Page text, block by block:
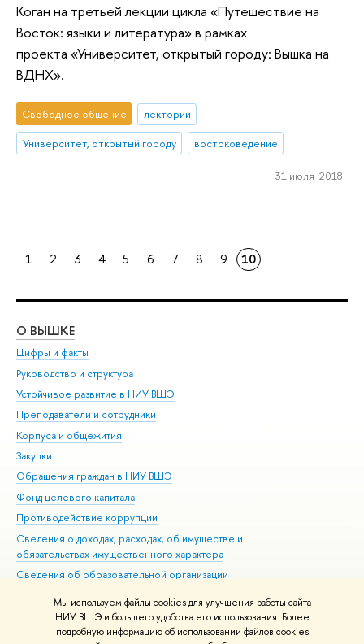
Мы используем файлы cookies для улучшения работы сайта
НИУ ВШЭ и большего удобства его использования. Более
подробную информацию об использовании файлов cookies
Коган на третьей лекции цикла «Путешествие на
Восток: языки и литература» в рамках
проекта «Университет, открытый городу: Вышка на
ВДНХ».
Свободное общение
лектории
Университет, открытый городу
востоковедение
31 июля 2018
1 2 3 4 5 6 7 8 9 10
О ВЫШКЕ
Цифры и факты
Руководство и структура
Устойчивое развитие в НИУ ВШЭ
Преподаватели и сотрудники
Корпуса и общежития
Закупки
Обращения граждан в НИУ ВШЭ
Фонд целевого капитала
Противодействие коррупции
Сведения о доходах, расходах, об имуществе и
обязательствах имущественного характера
Сведения об образовательной организации
Людям с ограниченными возможностями здоровья
Единая платежная страница
Работа в Вышке